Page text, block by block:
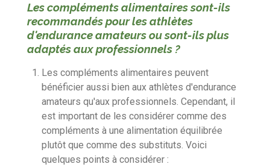
Les compléments alimentaires sont-ils
recommandés pour les athlètes
d'endurance amateurs ou sont-ils plus
adaptés aux professionnels ?
Les compléments alimentaires peuvent
bénéficier aussi bien aux athlètes d'endurance
amateurs qu'aux professionnels. Cependant, il
est important de les considérer comme des
compléments à une alimentation équilibrée
plutôt que comme des substituts. Voici
quelques points à considérer :